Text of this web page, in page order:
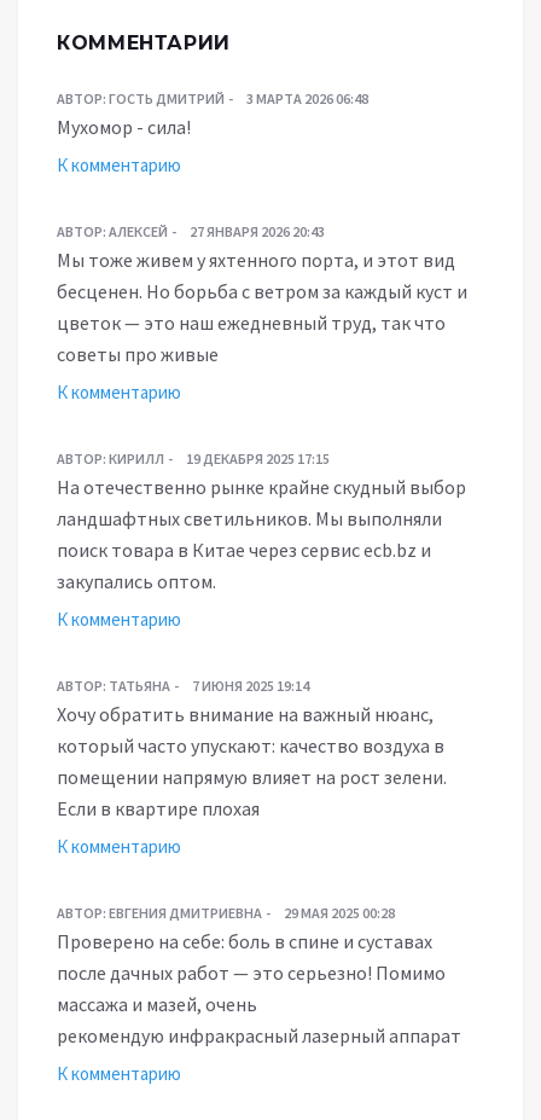
КОММЕНТАРИИ
АВТОР: ГОСТЬ ДМИТРИЙ 3 МАРТА 2026 06:48
Мухомор - сила!
К комментарию
АВТОР: АЛЕКСЕЙ 27 ЯНВАРЯ 2026 20:43
Мы тоже живем у яхтенного порта, и этот вид
бесценен. Но борьба с ветром за каждый куст и
цветок — это наш ежедневный труд, так что
советы про живые
К комментарию
АВТОР: КИРИЛЛ 19 ДЕКАБРЯ 2025 17:15
На отечественно рынке крайне скудный выбор
ландшафтных светильников. Мы выполняли
поиск товара в Китае через сервис ecb.bz и
закупались оптом.
К комментарию
АВТОР: ТАТЬЯНА 7 ИЮНЯ 2025 19:14
Хочу обратить внимание на важный нюанс,
который часто упускают: качество воздуха в
помещении напрямую влияет на рост зелени.
Если в квартире плохая
К комментарию
АВТОР: ЕВГЕНИЯ ДМИТРИЕВНА 29 МАЯ 2025 00:28
Проверено на себе: боль в спине и суставах
после дачных работ — это серьезно! Помимо
массажа и мазей, очень
рекомендую инфракрасный лазерный аппарат
К комментарию